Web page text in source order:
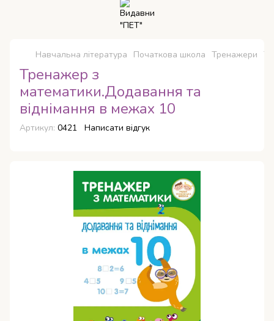
Навчальна література Початкова школа Тренажери
Тренажер з
математики.Додавання та
віднімання в межах 10
Артикул: 0421 Написати відгук